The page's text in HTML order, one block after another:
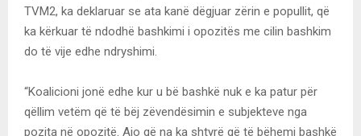
TVM2, ka deklaruar se ata kanë dëgjuar zërin e popullit, që
ka kërkuar të ndodhë bashkimi i opozitës me cilin bashkim
do të vije edhe ndryshimi.
“Koalicioni jonë edhe kur u bë bashkë nuk e ka patur për
qëllim vetëm që të bëj zëvendësimin e subjekteve nga
pozita në opozitë. Ajo që na ka shtyrë që të bëhemi bashkë